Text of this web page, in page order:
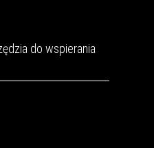
do wspierania